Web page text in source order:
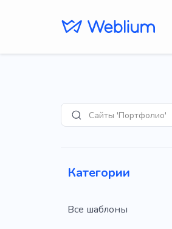
ПоискСайты 'Портфолио'
Категории
Все шаблоны